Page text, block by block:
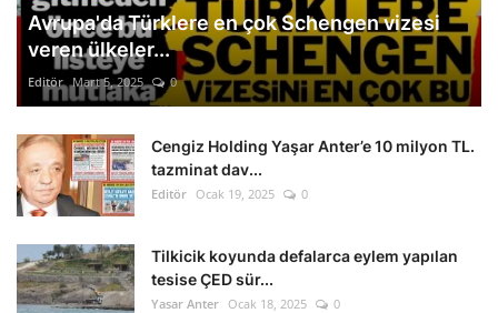
Avrupa'da Türklere en çok Schengen vizesi
veren ülkeler...
Editör Mart 5, 2025 0
Cengiz Holding Yaşar Anter’e 10 milyon TL.
tazminat dav...
Editör Ocak 19, 2025 0
Tilkicik koyunda defalarca eylem yapılan
tesise ÇED sür...
Yasar Anter Ocak 18, 2025 0